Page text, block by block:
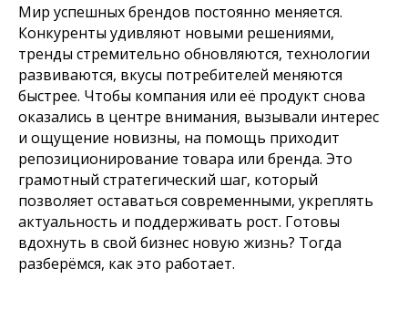
Мир успешных брендов постоянно меняется.
Конкуренты удивляют новыми решениями,
тренды стремительно обновляются, технологии
развиваются, вкусы потребителей меняются
быстрее. Чтобы компания или её продукт снова
оказались в центре внимания, вызывали интерес
и ощущение новизны, на помощь приходит
репозиционирование товара или бренда. Это
грамотный стратегический шаг, который
позволяет оставаться современными, укреплять
актуальность и поддерживать рост. Готовы
вдохнуть в свой бизнес новую жизнь? Тогда
разберёмся, как это работает.